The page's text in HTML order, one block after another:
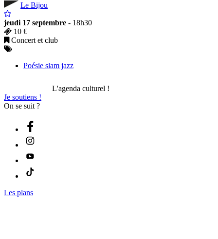
Le Bijou
jeudi 17 septembre - 18h30
10 €
Concert et club
Poésie slam jazz
L'agenda culturel !
Je soutiens !
On se suit ?
Les plans